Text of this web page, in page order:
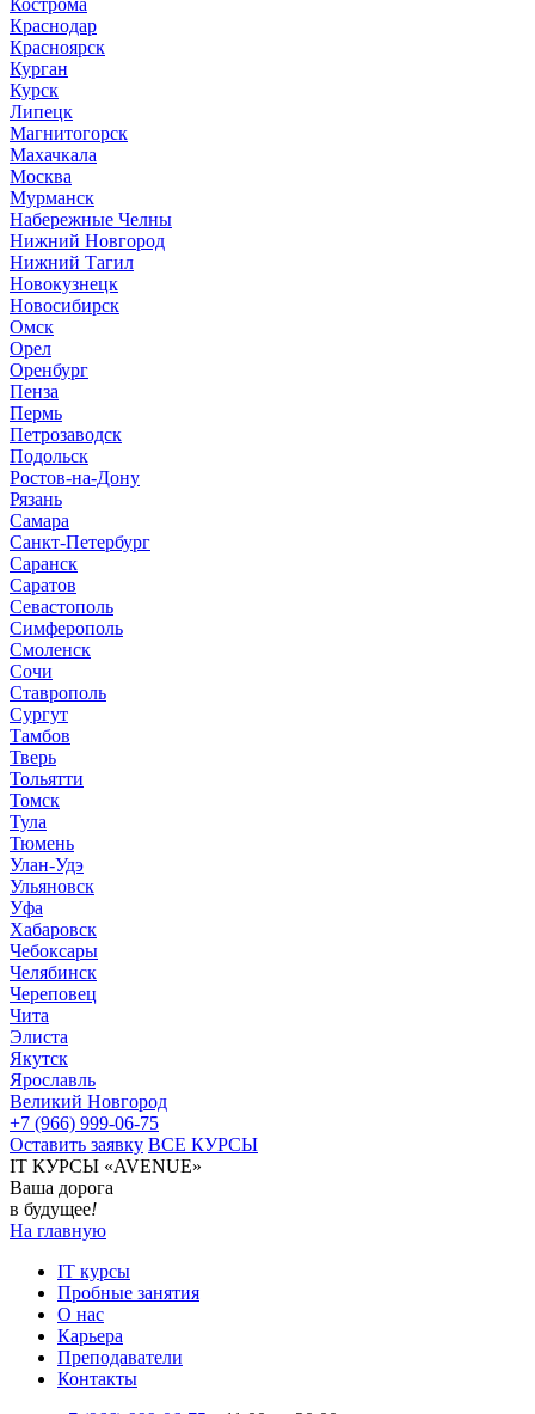
Кострома
Краснодар
Красноярск
Курган
Курск
Липецк
Магнитогорск
Махачкала
Москва
Мурманск
Набережные Челны
Нижний Новгород
Нижний Тагил
Новокузнецк
Новосибирск
Омск
Орел
Оренбург
Пенза
Пермь
Петрозаводск
Подольск
Ростов-на-Дону
Рязань
Самара
Санкт-Петербург
Саранск
Саратов
Севастополь
Симферополь
Смоленск
Сочи
Ставрополь
Сургут
Тамбов
Тверь
Тольятти
Томск
Тула
Тюмень
Улан-Удэ
Ульяновск
Уфа
Хабаровск
Чебоксары
Челябинск
Череповец
Чита
Элиста
Якутск
Ярославль
Великий Новгород
+7 (966) 999-06-75
Оставить заявку ВСЕ КУРСЫ
IT КУРСЫ «AVENUE»
Ваша дорога
в будущее!
На главную
IT курсы
Пробные занятия
О нас
Карьера
Преподаватели
Контакты